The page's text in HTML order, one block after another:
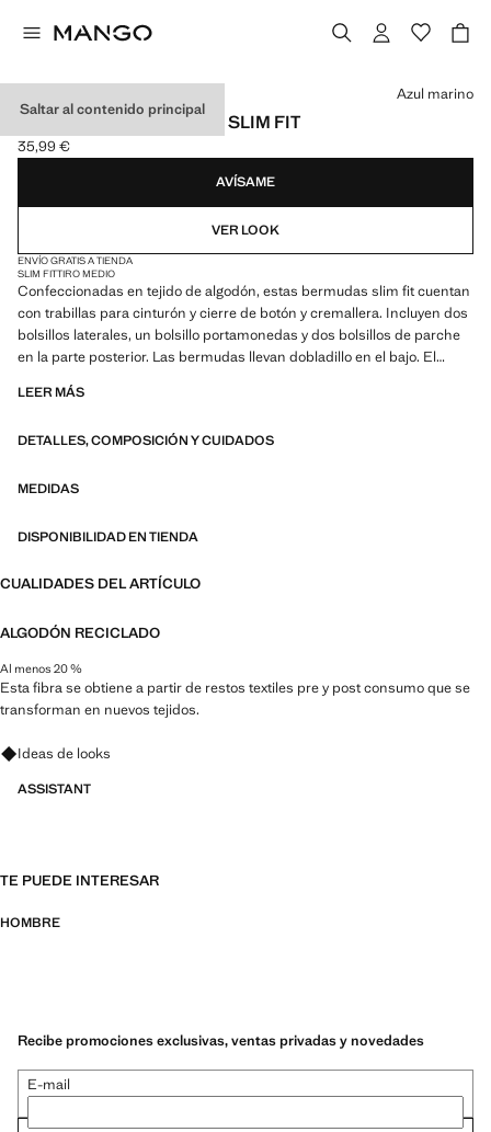
Saltar al contenido principal
BERMUDAS VAQUERAS SLIM FIT
Precio actual [35,99 € ]
35,99 €
Selecciona un color
Azul marino
AVÍSAME
VER LOOK
ENVÍO GRATIS A TIENDA
SLIM FITTIRO MEDIO
Confeccionadas en tejido de algodón, estas bermudas slim fit cuentan
con trabillas para cinturón y cierre de botón y cremallera. Incluyen dos
bolsillos laterales, un bolsillo portamonedas y dos bolsillos de parche
en la parte posterior. Las bermudas llevan dobladillo en el bajo. El
LEER MÁS
DETALLES, COMPOSICIÓN Y CUIDADOS
MEDIDAS
DISPONIBILIDAD EN TIENDA
CUALIDADES DEL ARTÍCULO
ALGODÓN RECICLADO
Al menos 20 %
Esta fibra se obtiene a partir de restos textiles pre y post consumo que se
transforman en nuevos tejidos.
Pregunta por looks, prendas y tendencias
Ideas de looks
ASSISTANT
TE PUEDE INTERESAR
HOMBRE
Recibe promociones exclusivas, ventas privadas y novedades
E-mail